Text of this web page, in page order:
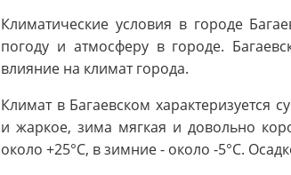
Климатические условия в городе
погоду и атмосферу в городе.
влияние на климат города.
Климат в Багаевском характеризуется
и жаркое, зима мягкая и довольно
около +25°C, в зимние - около -5°C.